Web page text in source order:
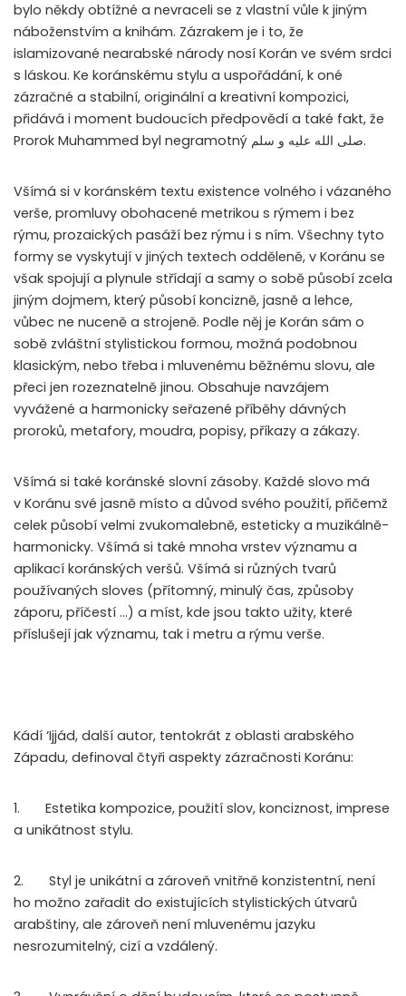
bylo někdy obtížné a nevraceli se z vlastní vůle k jiným
náboženstvím a knihám. Zázrakem je i to, že
islamizované nearabské národy nosí Korán ve svém srdci
s láskou. Ke koránskému stylu a uspořádání, k oné
zázračné a stabilní, originální a kreativní kompozici,
přidává i moment budoucích předpovědí a také fakt, že
Prorok Muhammed byl negramotný صلى الله عليه و سلم.
Všímá si v koránském textu existence volného i vázaného
verše, promluvy obohacené metrikou s rýmem i bez
rýmu, prozaických pasáží bez rýmu i s ním. Všechny tyto
formy se vyskytují v jiných textech odděleně, v Koránu se
však spojují a plynule střídají a samy o sobě působí zcela
jiným dojmem, který působí koncizně, jasně a lehce,
vůbec ne nuceně a strojeně. Podle něj je Korán sám o
sobě zvláštní stylistickou formou, možná podobnou
klasickým, nebo třeba i mluvenému běžnému slovu, ale
přeci jen rozeznatelně jinou. Obsahuje navzájem
vyvážené a harmonicky seřazené příběhy dávných
proroků, metafory, moudra, popisy, příkazy a zákazy.
Všímá si také koránské slovní zásoby. Každé slovo má
v Koránu své jasně místo a důvod svého použití, přičemž
celek působí velmi zvukomalebně, esteticky a muzikálně-
harmonicky. Všímá si také mnoha vrstev významu a
aplikací koránských veršů. Všímá si různých tvarů
používaných sloves (přítomný, minulý čas, způsoby
záporu, příčestí …) a míst, kde jsou takto užity, které
příslušejí jak významu, tak i metru a rýmu verše.
Kádí ‘Ijjád, další autor, tentokrát z oblasti arabského
Západu, definoval čtyři aspekty zázračnosti Koránu:
1. Estetika kompozice, použití slov, konciznost, imprese
a unikátnost stylu.
2. Styl je unikátní a zároveň vnitřně konzistentní, není
ho možno zařadit do existujících stylistických útvarů
arabštiny, ale zároveň není mluvenému jazyku
nesrozumitelný, cizí a vzdálený.